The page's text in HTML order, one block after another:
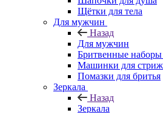
Щётки для тела
Для мужчин
Назад
Для мужчин
Бритвенные наборы
Машинки для
Помазки для бритья
Зеркала
Назад
Зеркала